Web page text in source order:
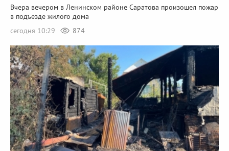
Вчера вечером в Ленинском районе Саратова произошел пожар
в подъезде жилого дома
сегодня 10:29
874